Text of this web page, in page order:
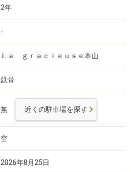
2年
-
Ｌａ ｇｒａｃｉｅｕｓｅ本山
鉄骨
無 近くの駐車場を探す
空
2026年8月25日